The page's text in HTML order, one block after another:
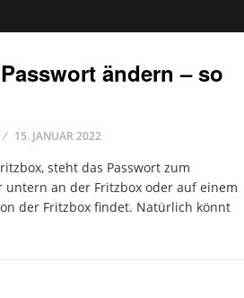
ändern – so
15. JANUAR 2022
steht das Passwort zum
an der Fritzbox oder auf einem
der Fritzbox findet. Natürlich könnt